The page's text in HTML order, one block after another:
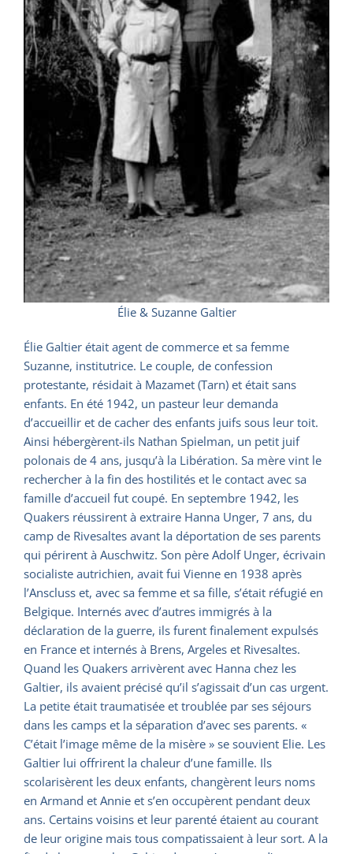
Élie & Suzanne Galtier
Élie Galtier était agent de commerce et sa femme
Suzanne, institutrice. Le couple, de confession
protestante, résidait à Mazamet (Tarn) et était sans
enfants. En été 1942, un pasteur leur demanda
d’accueillir et de cacher des enfants juifs sous leur toit.
Ainsi hébergèrent-ils Nathan Spielman, un petit juif
polonais de 4 ans, jusqu’à la Libération. Sa mère vint le
rechercher à la fin des hostilités et le contact avec sa
famille d’accueil fut coupé. En septembre 1942, les
Quakers réussirent à extraire Hanna Unger, 7 ans, du
camp de Rivesaltes avant la déportation de ses parents
qui périrent à Auschwitz. Son père Adolf Unger, écrivain
socialiste autrichien, avait fui Vienne en 1938 après
l’Anscluss et, avec sa femme et sa fille, s’était réfugié en
Belgique. Internés avec d’autres immigrés à la
déclaration de la guerre, ils furent finalement expulsés
en France et internés à Brens, Argeles et Rivesaltes.
Quand les Quakers arrivèrent avec Hanna chez les
Galtier, ils avaient précisé qu’il s’agissait d’un cas urgent.
La petite était traumatisée et troublée par ses séjours
dans les camps et la séparation d’avec ses parents. «
C’était l’image même de la misère » se souvient Elie. Les
Galtier lui offrirent la chaleur d’une famille. Ils
scolarisèrent les deux enfants, changèrent leurs noms
en Armand et Annie et s’en occupèrent pendant deux
ans. Certains voisins et leur parenté étaient au courant
de leur origine mais tous compatissaient à leur sort. A la